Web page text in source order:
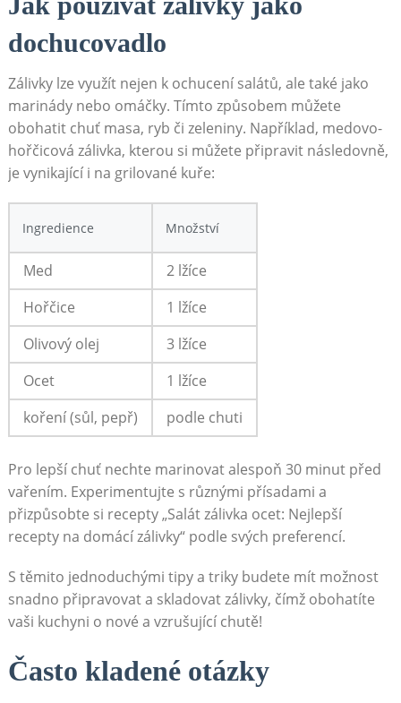
dochucovadlo
Zálivky lze využít​ nejen k ⁣ochucení salátů, ale také jako
marinády nebo omáčky. Tímto způsobem‍ můžete
‍obohatit⁣ chuť masa, ryb či zeleniny. Například, medovo-
hořčicová zálivka, kterou si můžete připravit následovně,
‍je ‌vynikající i⁢ na grilované kuře:
Ingredience Množství
Med
2 lžíce
Hořčice
1 lžíce
Olivový ‌olej
3⁤ lžíce
Ocet
1 lžíce
koření (sůl, pepř)
podle chuti
Pro lepší chuť⁢ nechte marinovat alespoň 30‍ minut před
vařením. Experimentujte⁢ s různými ​přísadami a
přizpůsobte si recepty „Salát zálivka ocet: Nejlepší
recepty na domácí zálivky“ podle svých preferencí.
S ‍těmito jednoduchými tipy a triky budete mít možnost
snadno⁤ připravovat a skladovat zálivky, čímž obohatíte
vaši kuchyni‍ o nové a vzrušující chutě!
Často kladené otázky